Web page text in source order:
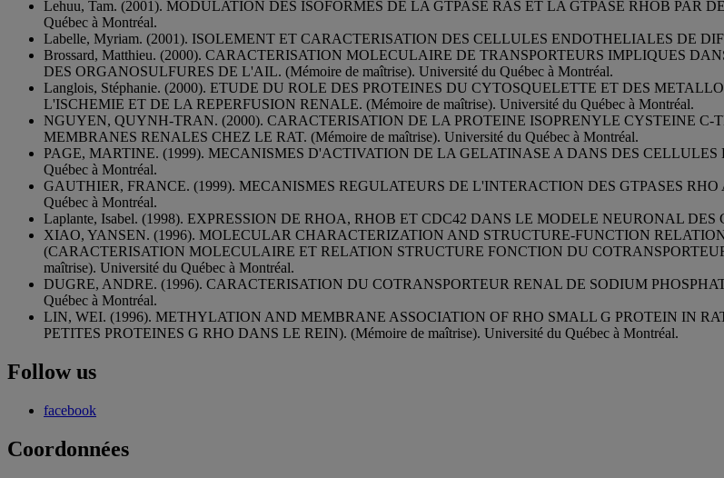
Lehuu, Tam. (2001). MODULATION DES ISOFORMES DE LA GTPASE RAS ET LA GTPASE RHOB PAR
Québec à Montréal.
Labelle, Myriam. (2001). ISOLEMENT ET CARACTERISATION DES CELLULES ENDOTHELIALES DE
Brossard, Matthieu. (2000). CARACTERISATION MOLECULAIRE DE TRANSPORTEURS IMPLIQUES
DES ORGANOSULFURES DE L'AIL. (Mémoire de maîtrise). Université du Québec à Montréal.
Langlois, Stéphanie. (2000). ETUDE DU ROLE DES PROTEINES DU CYTOSQUELETTE ET DES
L'ISCHEMIE ET DE LA REPERFUSION RENALE. (Mémoire de maîtrise). Université du Québec à Montréal.
NGUYEN, QUYNH-TRAN. (2000). CARACTERISATION DE LA PROTEINE ISOPRENYLE CYSTEINE
MEMBRANES RENALES CHEZ LE RAT. (Mémoire de maîtrise). Université du Québec à Montréal.
PAGE, MARTINE. (1999). MECANISMES D'ACTIVATION DE LA GELATINASE A DANS DES CELLULES
Québec à Montréal.
GAUTHIER, FRANCE. (1999). MECANISMES REGULATEURS DE L'INTERACTION DES GTPASES
Québec à Montréal.
Laplante, Isabel. (1998). EXPRESSION DE RHOA, RHOB ET CDC42 DANS LE MODELE NEURONAL DES
XIAO, YANSEN. (1996). MOLECULAR CHARACTERIZATION AND STRUCTURE-FUNCTION
(CARACTERISATION MOLECULAIRE ET RELATION STRUCTURE FONCTION DU
maîtrise). Université du Québec à Montréal.
DUGRE, ANDRE. (1996). CARACTERISATION DU COTRANSPORTEUR RENAL DE SODIUM
Québec à Montréal.
LIN, WEI. (1996). METHYLATION AND MEMBRANE ASSOCIATION OF RHO SMALL G PROTEIN IN
PETITES PROTEINES G RHO DANS LE REIN). (Mémoire de maîtrise). Université du Québec à Montréal.
Follow us
facebook
Coordonnées